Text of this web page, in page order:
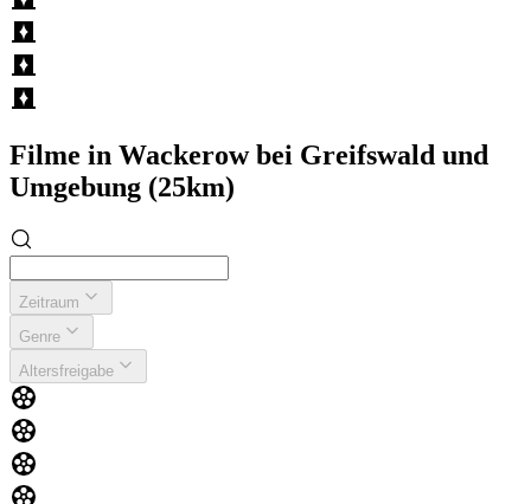
Filme in Wackerow bei Greifswald und
Umgebung (25km)
Zeitraum
Genre
Altersfreigabe